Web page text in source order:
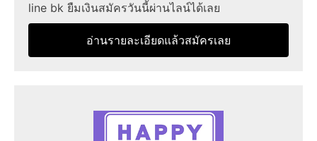
line bk ยืมเงินสมัครวันนี้ผ่านไลน์ได้เลย
อ่านรายละเอียดแล้วสมัครเลย